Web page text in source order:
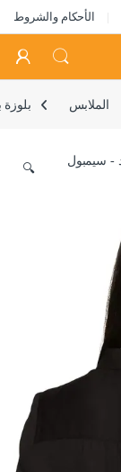
الأحكام والشروط
الملابس
🔍